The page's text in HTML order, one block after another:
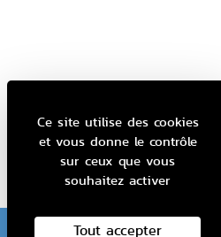
Ce site utilise des cookies
et vous donne le contrôle
sur ceux que vous
souhaitez activer
Tout accepter